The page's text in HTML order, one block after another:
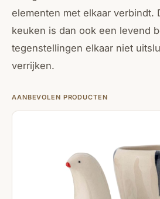
elementen met elkaar verbindt.
keuken is dan ook een levend
tegenstellingen elkaar niet
verrijken.
AANBEVOLEN PRODUCTEN